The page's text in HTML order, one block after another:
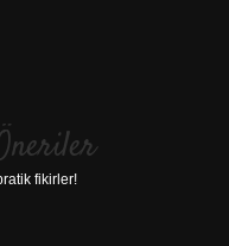
fikirler!